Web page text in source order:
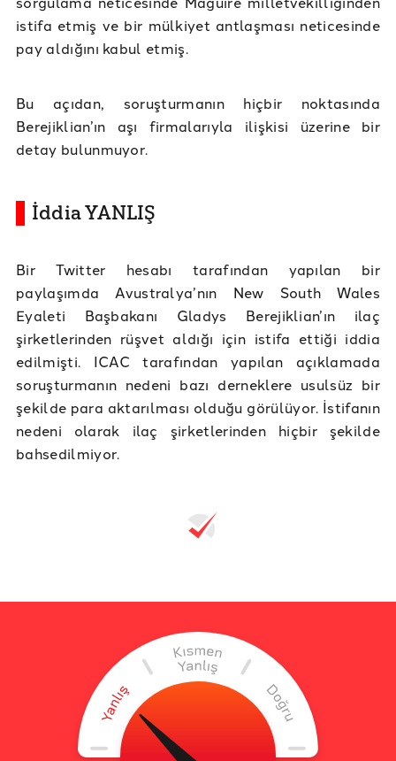
istifa etmiş ve bir mülkiyet antlaşması neticesinde
pay aldığını kabul etmiş.
Bu açıdan, soruşturmanın hiçbir noktasında
Berejiklian’ın aşı firmalarıyla ilişkisi üzerine bir
detay bulunmuyor.
İddia YANLIŞ
Bir Twitter hesabı tarafından yapılan bir
paylaşımda Avustralya’nın New South Wales
Eyaleti Başbakanı Gladys Berejiklian’ın ilaç
şirketlerinden rüşvet aldığı için istifa ettiği iddia
edilmişti. ICAC tarafından yapılan açıklamada
soruşturmanın nedeni bazı derneklere usulsüz bir
şekilde para aktarılması olduğu görülüyor. İstifanın
nedeni olarak ilaç şirketlerinden hiçbir şekilde
bahsedilmiyor.